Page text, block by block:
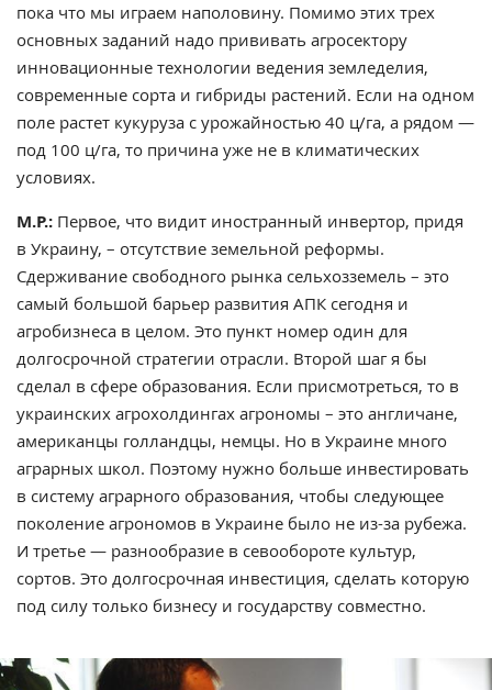
пока что мы играем наполовину. Помимо этих трех
основных заданий надо прививать агросектору
инновационные технологии ведения земледелия,
современные сорта и гибриды растений. Если на одном
поле растет кукуруза с урожайностью 40 ц/га, а рядом —
под 100 ц/га, то причина уже не в климатических
условиях.
М.Р.: Первое, что видит иностранный инвертор, придя
в Украину, – отсутствие земельной реформы.
Сдерживание свободного рынка сельхозземель – это
самый большой барьер развития АПК сегодня и
агробизнеса в целом. Это пункт номер один для
долгосрочной стратегии отрасли. Второй шаг я бы
сделал в сфере образования. Если присмотреться, то в
украинских агрохолдингах агрономы – это англичане,
американцы голландцы, немцы. Но в Украине много
аграрных школ. Поэтому нужно больше инвестировать
в систему аграрного образования, чтобы следующее
поколение агрономов в Украине было не из-за рубежа.
И третье — разнообразие в севообороте культур,
сортов. Это долгосрочная инвестиция, сделать которую
под силу только бизнесу и государству совместно.